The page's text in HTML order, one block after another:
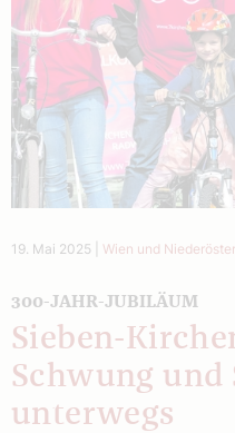
19. Mai 2025 Wien und
300-JAHR-JUBILÄUM
Sieben-
Schwung und
unterwegs